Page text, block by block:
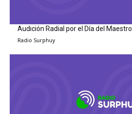
Audición Radial por el Día del Maestro
Radio Surphuy